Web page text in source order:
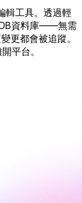
輯工具。透過輕
資料庫——無需
更都會被追蹤。
平台。